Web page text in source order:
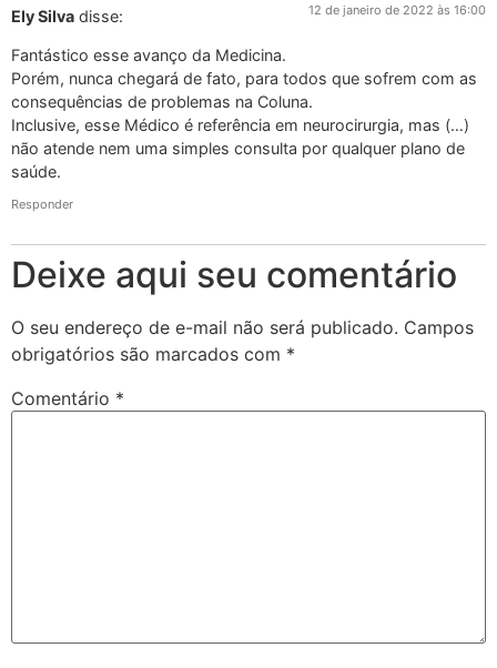
Ely Silva disse: 12 de janeiro de 2022 às 16:00
Fantástico esse avanço da Medicina.
Porém, nunca chegará de fato, para todos que sofrem com as
consequências de problemas na Coluna.
Inclusive, esse Médico é referência em neurocirurgia, mas (…)
não atende nem uma simples consulta por qualquer plano de
saúde.
Responder
Deixe aqui seu comentário
O seu endereço de e-mail não será publicado. Campos
obrigatórios são marcados com *
Comentário *